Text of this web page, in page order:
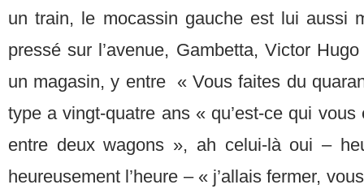
un train, le mocassin gauche est lui aussi
pressé sur l’avenue, Gambetta, Victor
un magasin, y entre « Vous faites du
type a vingt-quatre ans « qu’est-ce qui
entre deux wagons », ah celui-là oui –
heureusement l’heure – « j’allais fermer,